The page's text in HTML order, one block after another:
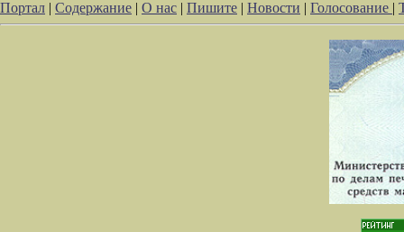
Портал | Содержание | О нас | Пишите | Новости | Голосование |